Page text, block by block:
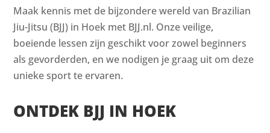
Maak kennis met de bijzondere wereld van Brazilian
Jiu-Jitsu (BJJ) in Hoek met BJJ.nl. Onze veilige,
boeiende lessen zijn geschikt voor zowel beginners
als gevorderden, en we nodigen je graag uit om deze
unieke sport te ervaren.
ONTDEK BJJ IN HOEK